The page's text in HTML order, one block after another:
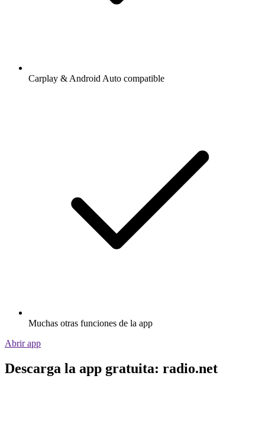
Carplay & Android Auto compatible
Muchas otras funciones de la app
Abrir app
Descarga la app gratuita: radio.net